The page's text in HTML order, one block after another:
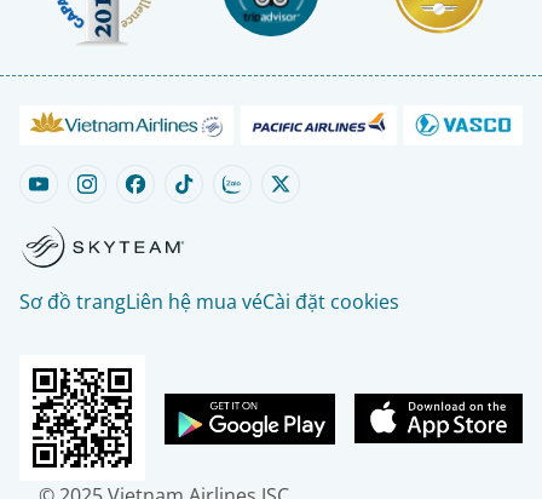
Sơ đồ trangLiên hệ mua véCài đặt cookies